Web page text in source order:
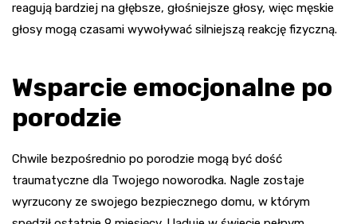
reagują bardziej na głębsze, głośniejsze głosy, więc męskie
głosy mogą czasami wywoływać silniejszą reakcję fizyczną.
Wsparcie emocjonalne po
porodzie
Chwile bezpośrednio po porodzie mogą być dość
traumatyczne dla Twojego noworodka. Nagle zostaje
wyrzucony ze swojego bezpiecznego domu, w którym